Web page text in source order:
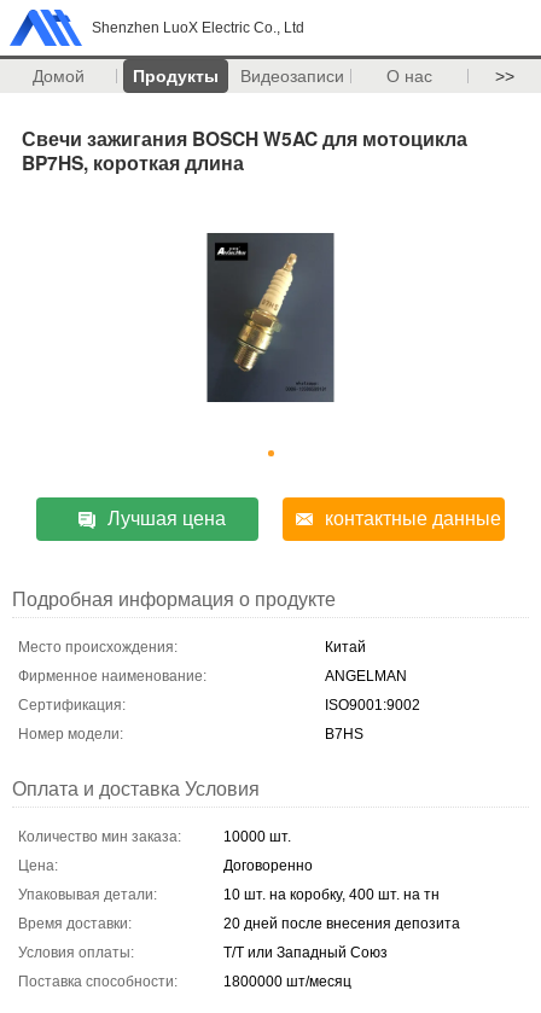
Shenzhen LuoX Electric Co., Ltd
Домой Продукты Видеозаписи О нас >>
Свечи зажигания BOSCH W5AC для мотоцикла
BP7HS, короткая длина
Лучшая цена контактные данные
Подробная информация о продукте
Место происхождения:
Китай
Фирменное наименование:
ANGELMAN
Сертификация:
ISO9001:9002
Номер модели:
B7HS
Оплата и доставка Условия
Количество мин заказа:
10000 шт.
Цена:
Договоренно
Упаковывая детали:
10 шт. на коробку, 400 шт. на тн
Время доставки:
20 дней после внесения депозита
Условия оплаты:
T/T или Западный Союз
Поставка способности:
1800000 шт/месяц